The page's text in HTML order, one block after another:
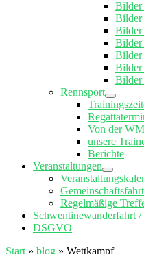
Bilder
Bilder
Bilder
Bilder
Bilder
Bilder
Bilder
Rennsport
Von der
unsere
Berichte
Veranstaltungen
Regelmäßige
Schwentinewanderfahrt /
DSGVO
Start » blog » Wettkampf